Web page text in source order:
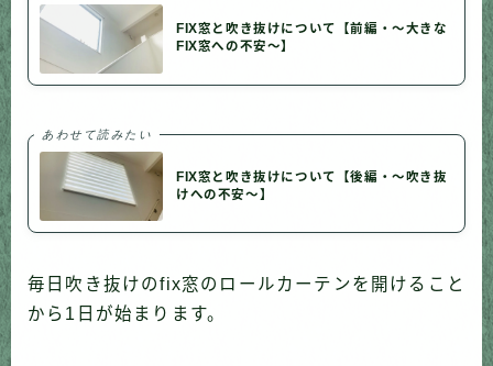
FIX窓と吹き抜けについて【前編・〜大きな
FIX窓への不安〜】
あわせて読みたい
FIX窓と吹き抜けについて【後編・〜吹き抜
けへの不安〜】
毎日吹き抜けのfix窓のロールカーテンを開けること
から1日が始まります。